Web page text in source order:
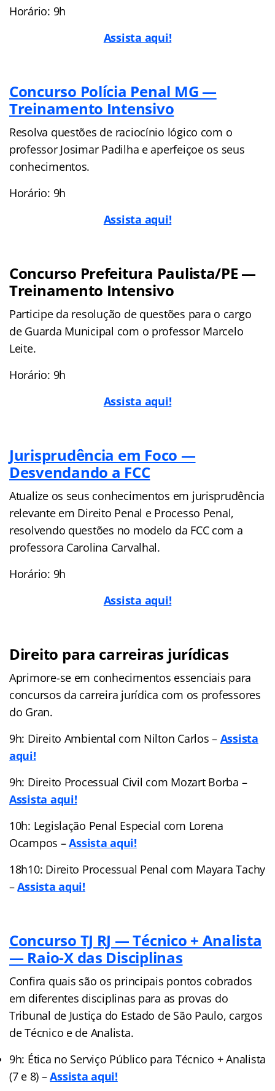
Horário: 9h
Assista aqui!
Concurso Polícia Penal MG —
Treinamento Intensivo
Resolva questões de raciocínio lógico com o
professor Josimar Padilha e aperfeiçoe os seus
conhecimentos.
Horário: 9h
Assista aqui!
Concurso Prefeitura Paulista/PE —
Treinamento Intensivo
Participe da resolução de questões para o cargo
de Guarda Municipal com o professor Marcelo
Leite.
Horário: 9h
Assista aqui!
Jurisprudência em Foco —
Desvendando a FCC
Atualize os seus conhecimentos em jurisprudência
relevante em Direito Penal e Processo Penal,
resolvendo questões no modelo da FCC com a
professora Carolina Carvalhal.
Horário: 9h
Assista aqui!
Direito para carreiras jurídicas
Aprimore-se em conhecimentos essenciais para
concursos da carreira jurídica com os professores
do Gran.
9h: Direito Ambiental com Nilton Carlos – Assista
aqui!
9h: Direito Processual Civil com Mozart Borba –
Assista aqui!
10h: Legislação Penal Especial com Lorena
Ocampos –Assista aqui!
18h10: Direito Processual Penal com Mayara Tachy
–Assista aqui!
Concurso TJ RJ — Técnico + Analista
— Raio-X das Disciplinas
Confira quais são os principais pontos cobrados
em diferentes disciplinas para as provas do
Tribunal de Justiça do Estado de São Paulo, cargos
de Técnico e de Analista.
9h: Ética no Serviço Público para Técnico + Analista
(7 e 8) –Assista aqui!